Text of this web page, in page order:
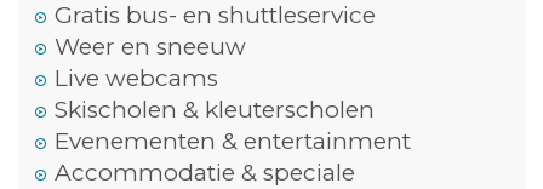
Gratis bus- en shuttleservice
Weer en sneeuw
Live webcams
Skischolen & kleuterscholen
Evenementen & entertainment
Accommodatie & speciale